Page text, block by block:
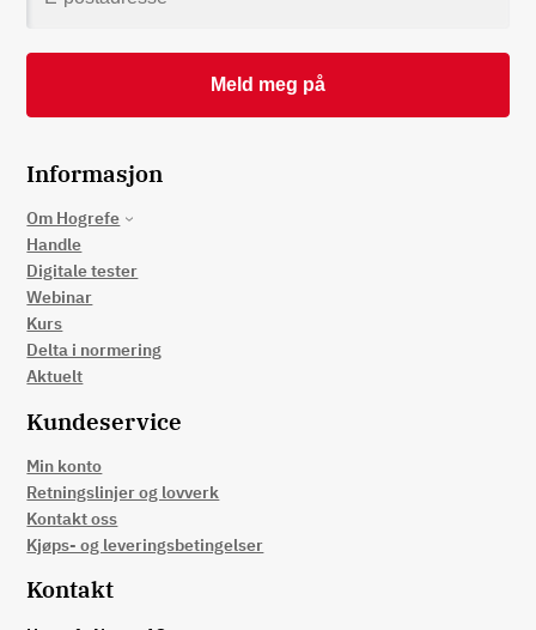
Informasjon
Om Hogrefe
Handle
Digitale tester
Webinar
Kurs
Delta i normering
Aktuelt
Kundeservice
Min konto
Retningslinjer og lovverk
Kontakt oss
Kjøps- og leveringsbetingelser
Kontakt